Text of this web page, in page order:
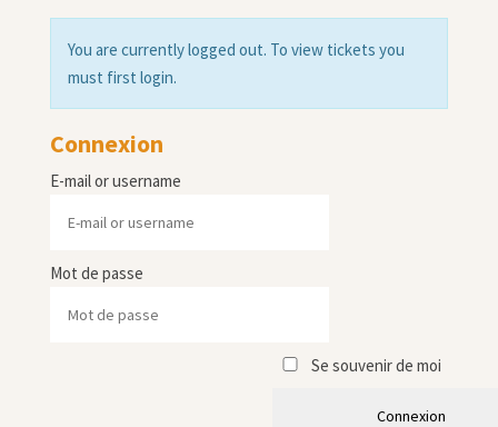
You are currently logged out. To view tickets you
must first login.
Connexion
E-mail or username
Mot de passe
Se souvenir de moi
Connexion